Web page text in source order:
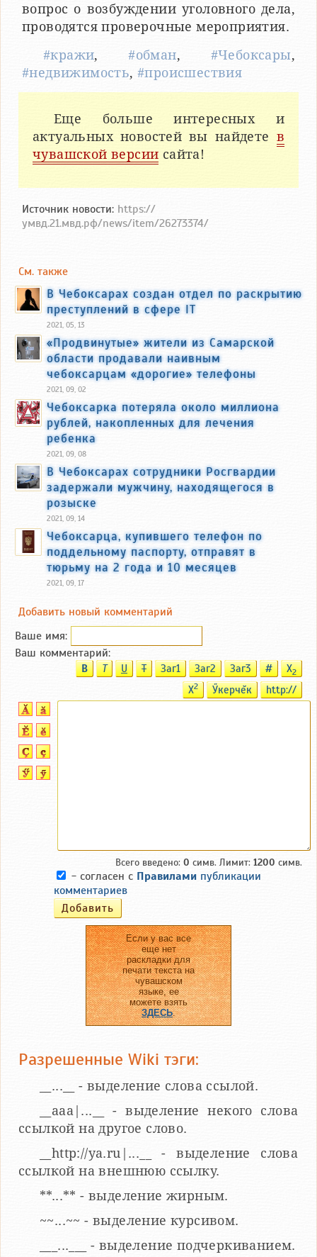
вопрос о возбуждении уголовного дела,
проводятся проверочные мероприятия.
#кражи,#обман, #Чебоксары,
#недвижимость,#происшествия
Еще больше интересных и
актуальных новостей вы найдете в
чувашской версии сайта!
Источник новости: https://
умвд.21.мвд.рф/news/item/26273374/
См. также
В Чебоксарах создан отдел по раскрытию
преступлений в сфере IT
2021, 05, 13
«Продвинутые» жители из Самарской
области продавали наивным
чебоксарцам «дорогие» телефоны
2021, 09, 02
Чебоксарка потеряла около миллиона
рублей, накопленных для лечения
ребенка
2021, 09, 08
В Чебоксарах сотрудники Росгвардии
задержали мужчину, находящегося в
розыске
2021, 09, 14
Чебоксарца, купившего телефон по
поддельному паспорту, отправят в
тюрьму на 2 года и 10 месяцев
2021, 09, 17
Добавить новый комментарий
Ваше имя:
Ваш комментарий:
B T U T Заг1 Заг2 Заг3 # X2
X2 Ӳкерчĕк http://
Всего введено: 0 симв. Лимит: 1200 симв.
- согласен с Правилами публикации
комментариев
Если у вас все
еще нет
раскладки для
печати текста на
чувашском
языке, ее
можете взять
ЗДЕСЬ.
Разрешенные Wiki тэги:
__...__ - выделение слова ссылой.
__aaa|...__ - выделение некого слова
ссылкой на другое слово.
__http://ya.ru|...__ - выделение слова
ссылкой на внешнюю ссылку.
**...** - выделение жирным.
~~...~~ - выделение курсивом.
___...___ - выделение подчеркиванием.